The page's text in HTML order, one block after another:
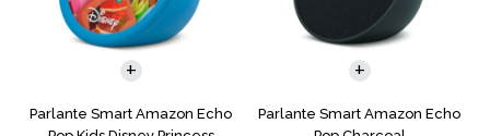
Parlante Smart Amazon Echo
Parlante Smart Amazon Echo